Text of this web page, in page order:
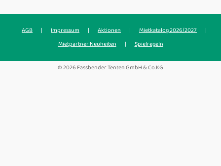
AGB | Impressum | Aktionen | Mietkatalog 2026/2027
|
Mietpartner Neuheiten
| Spielregeln
© 2026 Fassbender Tenten GmbH & Co.KG